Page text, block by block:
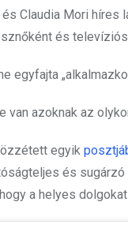
Claudia Mori
és
egyfajta
van azoknak az
egyik
és
a helyes dolgokat